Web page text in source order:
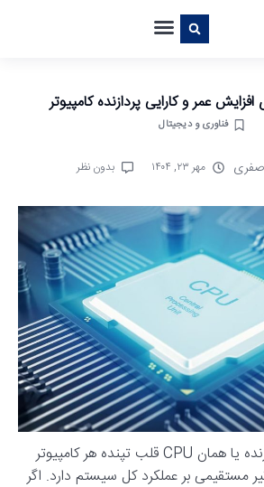
فناوری و دیجیتال
صفری مهر ۲۳, ۱۴۰۴ بدون نظر
:پردازنده یا همان CPU قلب تپنده هر کامپیوتر
مستقیمی بر عملکرد کل سیستم دارد. اگر